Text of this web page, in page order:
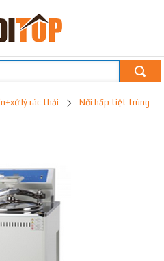
lý rác thải
nồi hấp tiệt trùng